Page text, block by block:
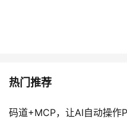
热门推荐
码道+MCP，让AI自动操作